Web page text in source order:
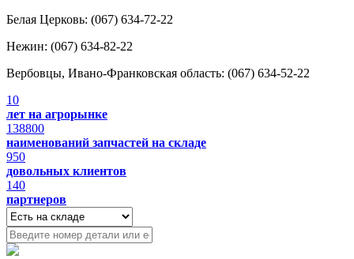
Белая Церковь: (067) 634-72-22
Нежин: (067) 634-82-22
Вербовцы, Ивано-Франковская область: (067) 634-52-22
10
лет на агрорынке
138800
наименований запчастей на складе
950
довольных клиентов
140
партнеров